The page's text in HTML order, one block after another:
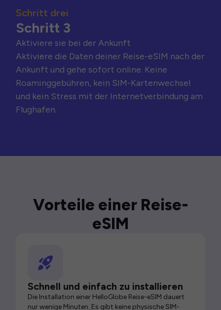
Schritt drei
Schritt 3
Aktiviere sie bei der Ankunft
Aktiviere die Daten deiner Reise-eSIM nach der
Ankunft und gehe sofort online. Keine
Roaminggebühren, kein SIM-Kartenwechsel
und kein Stress mit der Internetverbindung am
Flughafen.
Vorteile einer Reise-
eSIM
Schnell und einfach zu installieren
Die Installation einer HelloGlobe Reise-eSIM dauert
nur wenige Minuten. Es gibt keine physische SIM-